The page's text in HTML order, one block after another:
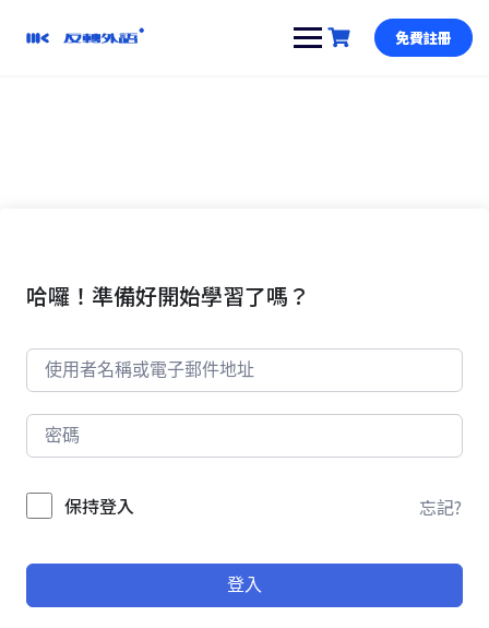
免費註冊
哈囉！準備好開始學習了嗎？
保持登入 忘記?
登入